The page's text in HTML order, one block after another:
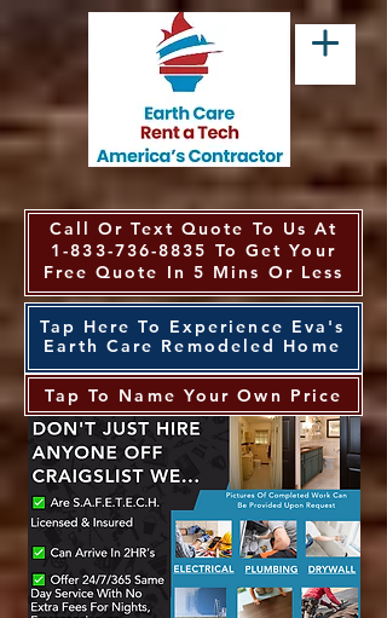
Call Or Text Quote To Us At
1-833-736-8835 To Get Your
Free Quote In 5 Mins Or Less
Tap Here To Experience Eva's
Earth Care Remodeled Home
Tap To Name Your Own Price